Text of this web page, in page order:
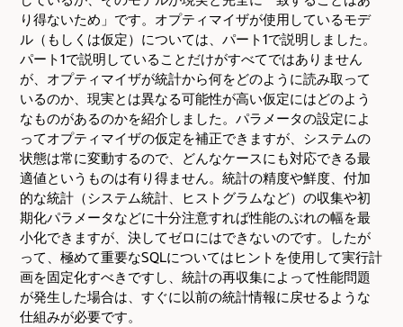
り得ないため」です。オプティマイザが使用しているモデ
ル（もしくは仮定）については、パート1で説明しました。
パート1で説明していることだけがすべてではありません
が、オプティマイザが統計から何をどのように読み取って
いるのか、現実とは異なる可能性が高い仮定にはどのよう
なものがあるのかを紹介しました。パラメータの設定によ
ってオプティマイザの仮定を補正できますが、システムの
状態は常に変動するので、どんなケースにも対応できる最
適値というものは有り得ません。統計の精度や鮮度、付加
的な統計（システム統計、ヒストグラムなど）の収集や初
期化パラメータなどに十分注意すれば性能のぶれの幅を最
小化できますが、決してゼロにはできないのです。したが
って、極めて重要なSQLについてはヒントを使用して実行計
画を固定化すべきですし、統計の再収集によって性能問題
が発生した場合は、すぐに以前の統計情報に戻せるような
仕組みが必要です。